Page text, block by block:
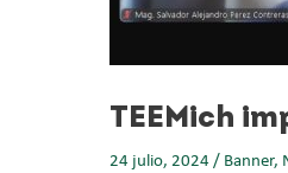
TEEMich
24 julio, 2024 / Banner,